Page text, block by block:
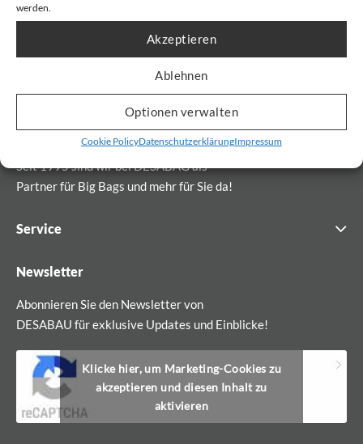
werden.
Akzeptieren
Ablehnen
Optionen verwalten
Cookie PolicyDatenschutzerklärungImpressum
Seit 1995 sind wir bei DESABAG als
Partner für Big Bags und mehr für Sie da!
Service
Newsletter
Abonnieren Sie den Newsletter von
DESABAU für exklusive Updates und Einblicke!
Klicke hier, um Marketing-Cookies zu
akzeptieren und diesen Inhalt zu
aktivieren